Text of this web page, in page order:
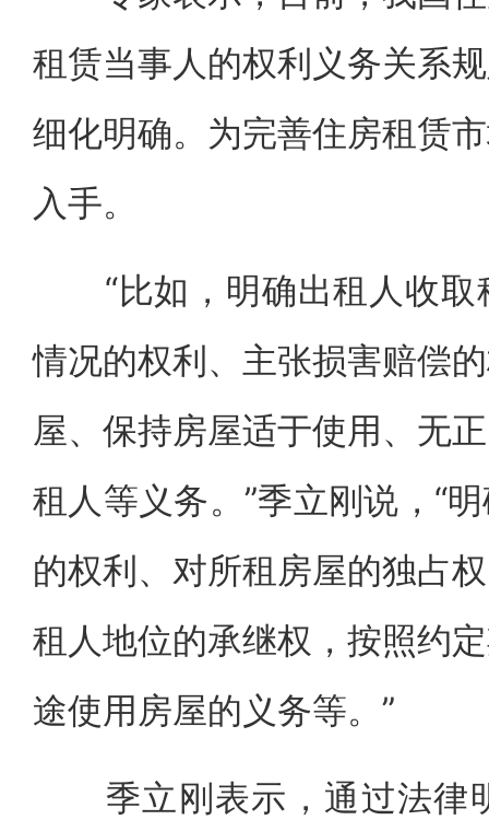
租赁当事人的权利义务关系
细化明确。为完善住房租赁
入手。
“比如，明确出租人收取
情况的权利、主张损害赔偿
屋、保持房屋适于使用、无
租人等义务。”季立刚说，“
的权利、对所租房屋的独占
租人地位的承继权，按照约
途使用房屋的义务等。”
季立刚表示，通过法律